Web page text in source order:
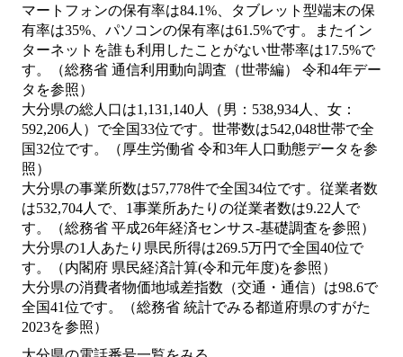
マートフォンの保有率は84.1%、タブレット型端末の保
有率は35%、パソコンの保有率は61.5%です。またイン
ターネットを誰も利用したことがない世帯率は17.5%で
す。（総務省 通信利用動向調査（世帯編） 令和4年デー
タを参照）
大分県の総人口は1,131,140人（男：538,934人、女：
592,206人）で全国33位です。世帯数は542,048世帯で全
国32位です。（厚生労働省 令和3年人口動態データを参
照）
大分県の事業所数は57,778件で全国34位です。従業者数
は532,704人で、1事業所あたりの従業者数は9.22人で
す。（総務省 平成26年経済センサス‐基礎調査を参照）
大分県の1人あたり県民所得は269.5万円で全国40位で
す。（内閣府 県民経済計算(令和元年度)を参照）
大分県の消費者物価地域差指数（交通・通信）は98.6で
全国41位です。（総務省 統計でみる都道府県のすがた
2023を参照）